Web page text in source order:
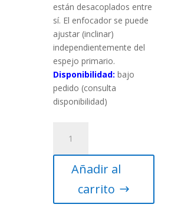
están desacoplados entre
sí. El enfocador se puede
ajustar (inclinar)
independientemente del
espejo primario.
Disponibilidad: bajo
pedido (consulta
disponibilidad)
Optics
GSO
Astrógrafo
Añadir al
carrito